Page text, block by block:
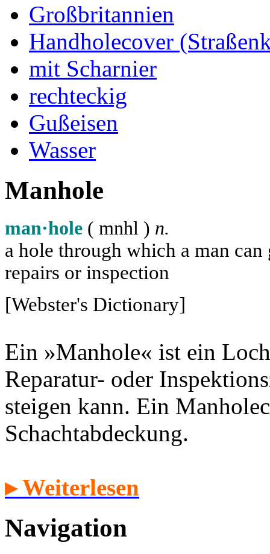
Großbritannien
Handholecover
mit Scharnier
rechteckig
Gußeisen
Wasser
Manhole
man·hole ( mnhl ) n.
a hole through which a man
repairs or inspection
[Webster's Dictionary]
Ein »Manhole« ist ein
Reparatur- oder
steigen kann. Ein
Schachtabdeckung.
▸ Weiterlesen
Navigation